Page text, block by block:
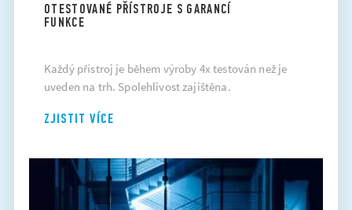
OTESTOVANÉ PŘÍSTROJE S GARANCÍ
FUNKCE
Každý přístroj je během výroby 4x testován než je
uveden na trh. Spolehlivost zajištěna.
ZJISTIT VÍCE